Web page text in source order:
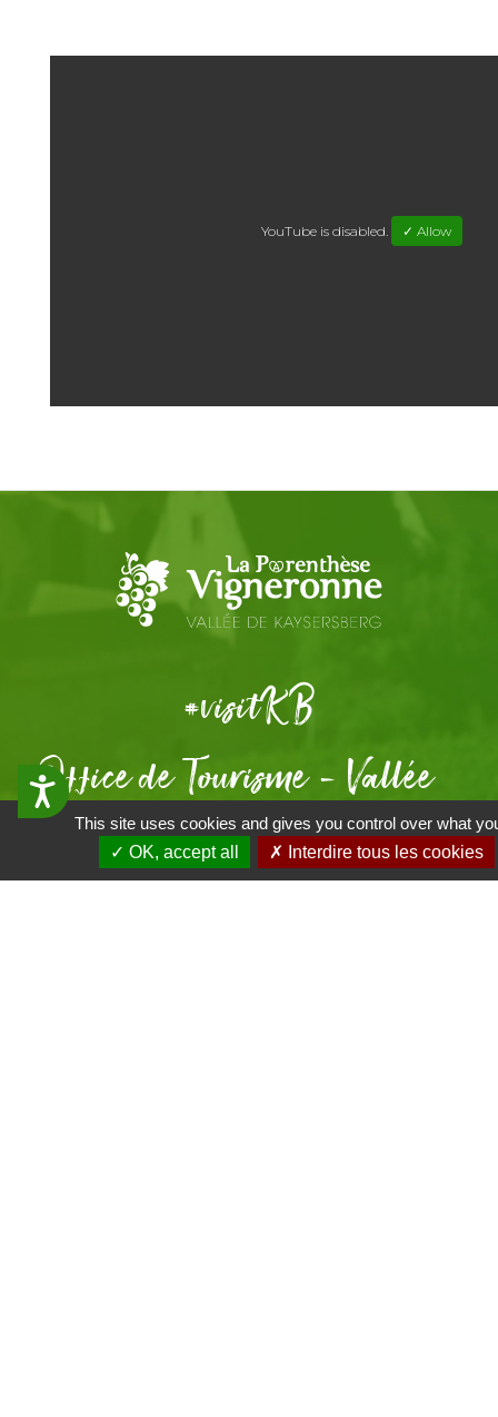
Accessibilit&eacute;
YouTube is disabled. ✓ Allow
#visitKB
Office de Tourisme - Vallée
de Kaysersberg
39 rue du Général de Gaulle
This site uses cookies and gives you control over what
✓ OK, accept all
✗ Interdire tous les cookies